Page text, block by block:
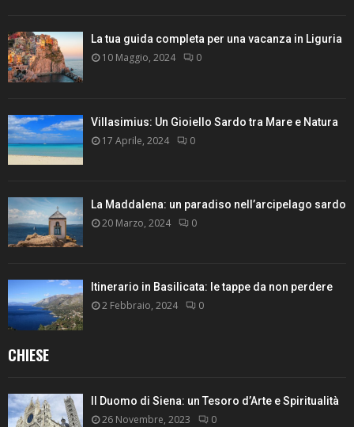
La tua guida completa per una vacanza in Liguria
10 Maggio, 2024 0
Villasimius: Un Gioiello Sardo tra Mare e Natura
17 Aprile, 2024 0
La Maddalena: un paradiso nell’arcipelago sardo
20 Marzo, 2024 0
Itinerario in Basilicata: le tappe da non perdere
2 Febbraio, 2024 0
CHIESE
Il Duomo di Siena: un Tesoro d’Arte e Spiritualità
26 Novembre, 2023 0